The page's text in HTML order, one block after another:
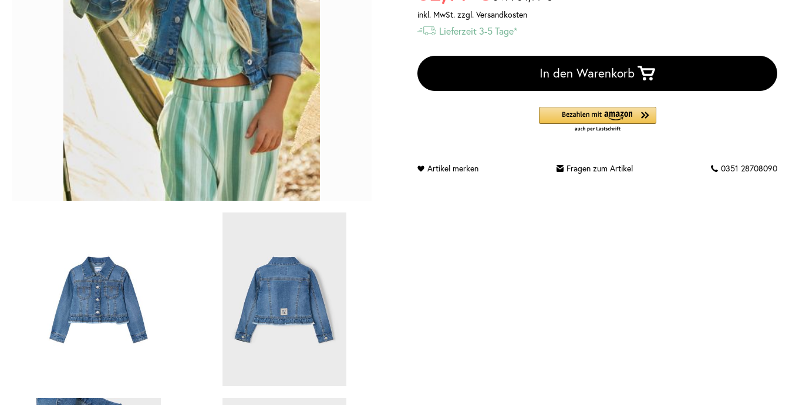
inkl. MwSt.zzgl. Versandkosten
Lieferzeit 3-5 Tage*
In den Warenkorb
Fragen zum Artikel 0351 28708090